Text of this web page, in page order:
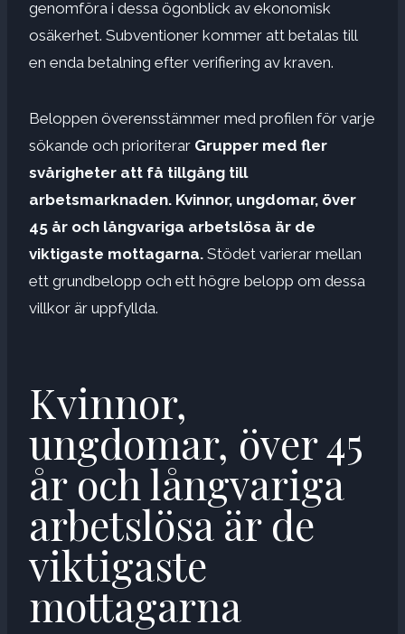
genomföra i dessa ögonblick av ekonomisk
osäkerhet. Subventioner kommer att betalas till
en enda betalning efter verifiering av kraven.
Beloppen överensstämmer med profilen för varje
sökande och prioriterar Grupper med fler
svårigheter att få tillgång till
arbetsmarknaden. Kvinnor, ungdomar, över
45 år och långvariga arbetslösa är de
viktigaste mottagarna. Stödet varierar mellan
ett grundbelopp och ett högre belopp om dessa
villkor är uppfyllda.
Kvinnor,
ungdomar, över 45
år och långvariga
arbetslösa är de
viktigaste
mottagarna